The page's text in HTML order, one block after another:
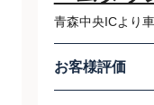
青森中央ICより
お客様評価